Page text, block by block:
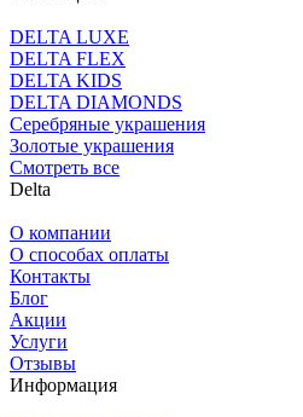
DELTA LUXE
DELTA FLEX
DELTA KIDS
DELTA DIAMONDS
Серебряные украшения
Золотые украшения
Смотреть все
Delta
О компании
О способах оплаты
Контакты
Блог
Акции
Услуги
Отзывы
Информация